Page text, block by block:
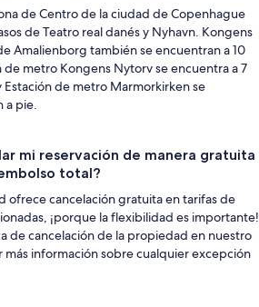
de Centro de la ciudad de Copenhague
de Teatro real danés y Nyhavn. Kongens
Amalienborg también se encuentran a 10
de metro Kongens Nytorv se encuentra a 7
Estación de metro Marmorkirken se
a pie.
mi reservación de manera gratuita
total?
ofrece cancelación gratuita en tarifas de
¡porque la flexibilidad es importante!
de cancelación de la propiedad en nuestro
más información sobre cualquier excepción